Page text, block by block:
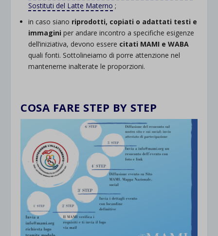
Sostituti del Latte Materno ;
in caso siano riprodotti, copiati o adattati testi e
immagini per andare incontro a specifiche esigenze
dell’iniziativa, devono essere citati MAMI e WABA
quali fonti. Sottolineiamo di porre attenzione nel
mantenerne inalterate le proporzioni.
COSA FARE STEP BY STEP